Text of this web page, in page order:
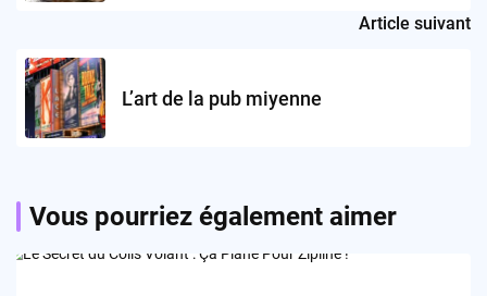
Article suivant
L’art de la pub miyenne
Vous pourriez également aimer